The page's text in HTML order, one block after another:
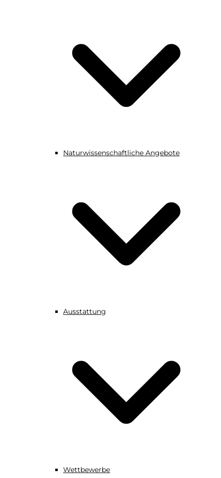
Naturwissenschaftliche Angebote
Ausstattung
Wettbewerbe